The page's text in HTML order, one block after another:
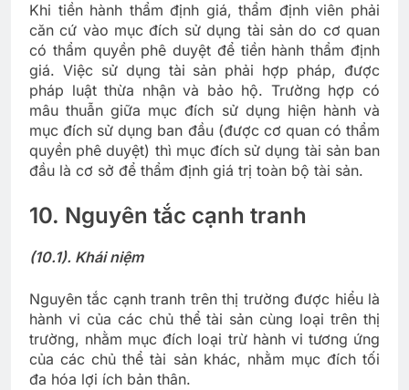
Khi tiền hành thẩm định giá, thẩm định viên phải
căn cứ vào mục đích sử dụng tài sản do cơ quan
có thẩm quyền phê duyệt để tiền hành thẩm định
giá. Việc sử dụng tài sản phải hợp pháp, được
pháp luật thừa nhận và bảo hộ. Trường hợp có
mâu thuẫn giữa mục đích sử dụng hiện hành và
mục đích sử dụng ban đầu (được cơ quan có thẩm
quyền phê duyệt) thì mục đích sử dụng tài sản ban
đầu là cơ sở để thẩm định giá trị toàn bộ tài sản.
10. Nguyên tắc cạnh tranh
(10.1). Khái niệm
Nguyên tắc cạnh tranh trên thị trường được hiểu là
hành vi của các chủ thể tài sản cùng loại trên thị
trường, nhằm mục đích loại trừ hành vi tương ứng
của các chủ thể tài sản khác, nhằm mục đích tối
đa hóa lợi ích bản thân.